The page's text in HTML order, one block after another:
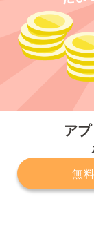
ア
無
プライ
サービスに